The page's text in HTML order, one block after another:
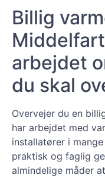
Billig
arbejdet
du skal
Overvejer du en
har arbejdet med
installatører i
praktisk og faglig
almindelige måder